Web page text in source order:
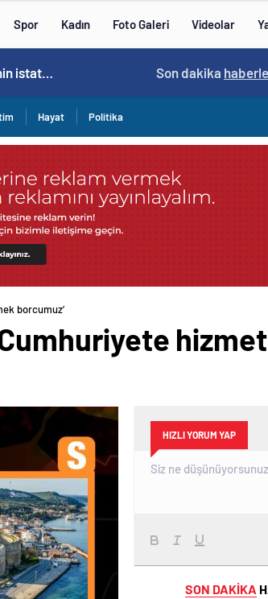
Spor Kadın Foto Galeri Videolar
Cristiano Ronaldo’nun akıllara zarar tüm kariyerinin istatistiğini çıkardık ! 14:57 /
Son dakika
Hayat Politika
borcumuz’
HIZLI YORUM YAP
SON DAKİKA